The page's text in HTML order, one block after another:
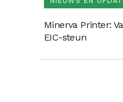
Minerva Printer:
EIC-steun